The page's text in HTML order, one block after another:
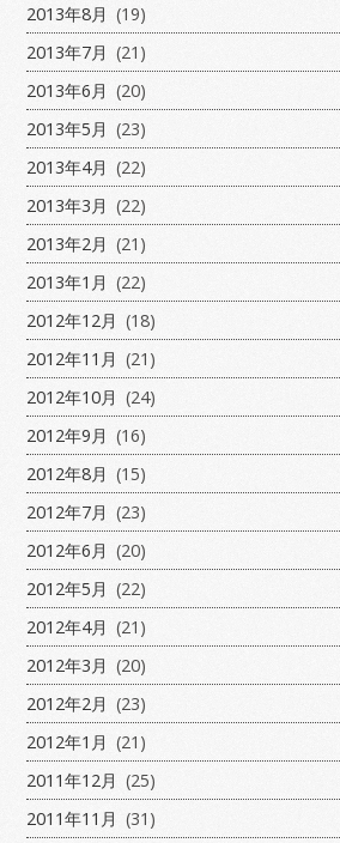
2013年8月 (19)
2013年7月 (21)
2013年6月 (20)
2013年5月 (23)
2013年4月 (22)
2013年3月 (22)
2013年2月 (21)
2013年1月 (22)
2012年12月 (18)
2012年11月 (21)
2012年10月 (24)
2012年9月 (16)
2012年8月 (15)
2012年7月 (23)
2012年6月 (20)
2012年5月 (22)
2012年4月 (21)
2012年3月 (20)
2012年2月 (23)
2012年1月 (21)
2011年12月 (25)
2011年11月 (31)